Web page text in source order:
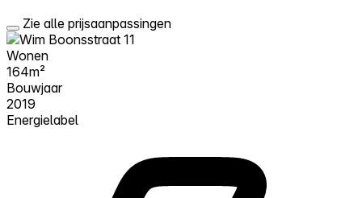
Zie alle prijsaanpassingen
Wonen
164m²
Bouwjaar
2019
Energielabel